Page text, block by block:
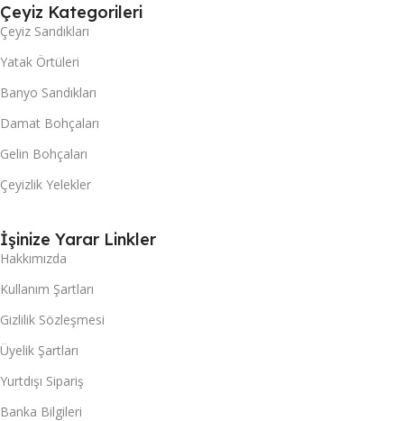
Çeyiz Kategorileri
Çeyiz Sandıkları
Yatak Örtüleri
Banyo Sandıkları
Damat Bohçaları
Gelin Bohçaları
Çeyizlik Yelekler
İşinize Yarar Linkler
Hakkımızda
Kullanım Şartları
Gizlilik Sözleşmesi
Üyelik Şartları
Yurtdışı Sipariş
Banka Bilgileri